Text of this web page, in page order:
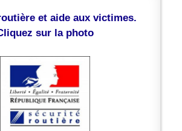
et aide aux victimes.
sur la photo